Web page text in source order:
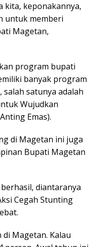
kita, keponakannya,
untuk memberi
Magetan,
program bupati
banyak program
satunya adalah
Wujudkan
Emas).
di Magetan ini juga
Bupati Magetan
diantaranya
Cegah Stunting
Magetan. Kalau